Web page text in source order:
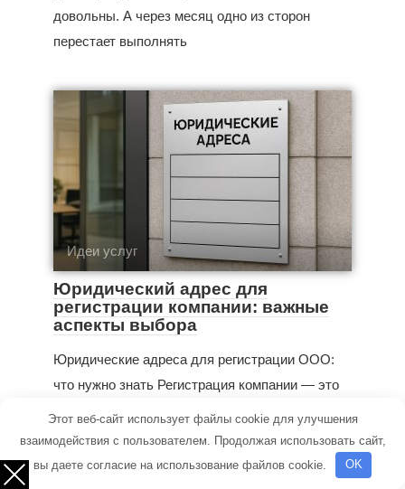
довольны. А через месяц одно из сторон
перестает выполнять
Идеи услуг
Юридический адрес для
регистрации компании: важные
аспекты выбора
Юридические адреса для регистрации ООО:
что нужно знать Регистрация компании — это
Этот веб-сайт использует файлы cookie для улучшения
взаимодействия с пользователем. Продолжая использовать сайт,
вы даете согласие на использование файлов cookie.
OK